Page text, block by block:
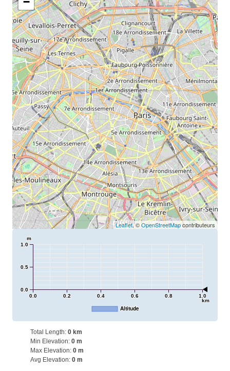
Leaflet, ©OpenStreetMapcontributeurs
0.0 0.2 0.4 0.6 0.8 1.0
km
0.0
0.5
1.0
m
Altitude
Total Length: 0 km
Min Elevation: 0 m
Max Elevation: 0 m
Avg Elevation: 0 m